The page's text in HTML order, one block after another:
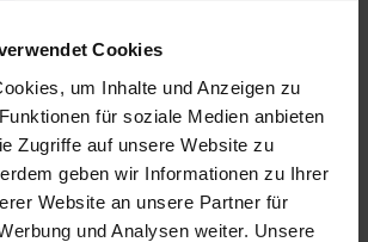
Cookies
um Inhalte und Anzeigen zu
für soziale Medien anbieten
Zugriffe auf unsere Website zu
geben wir Informationen zu Ihrer
Website an unsere Partner für
und Analysen weiter. Unsere